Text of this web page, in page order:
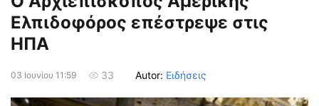
Ελπιδοφόρος επέστρεψε στις
ΗΠΑ
03 Ιουνίου 11:59 33 Autor: Ειδήσεις